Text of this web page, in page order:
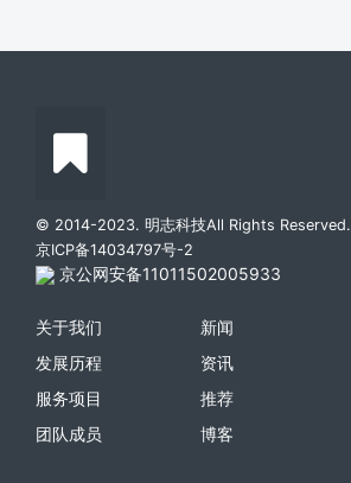
© 2014-2023. 明志科技All Rights Reserved.
京ICP备14034797号-2
京公网安备11011502005933
关于我们
发展历程
服务项目
团队成员
新闻
资讯
推荐
博客